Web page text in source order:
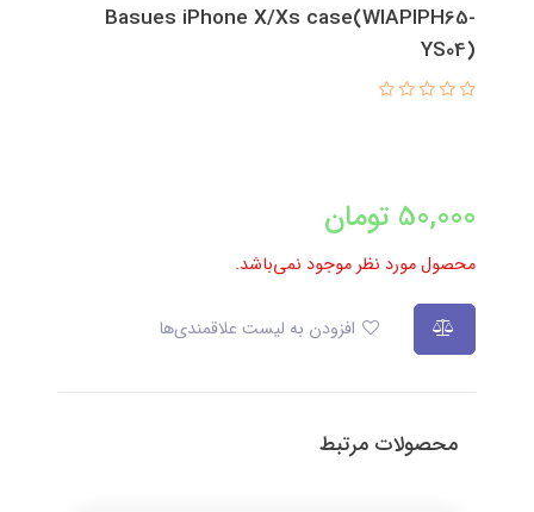
Basues iPhone X/Xs case(WIAPIPH65-
YS04)
50,000 تومان
محصول مورد نظر موجود نمی‌باشد.
محصولات مرتبط